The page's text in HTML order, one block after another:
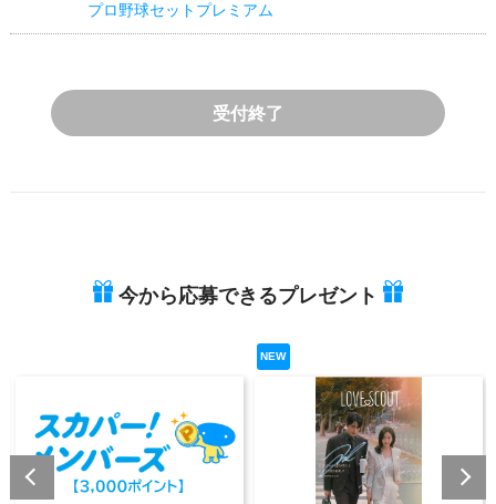
プロ野球セットプレミアム
受付終了
今から応募できるプレゼント